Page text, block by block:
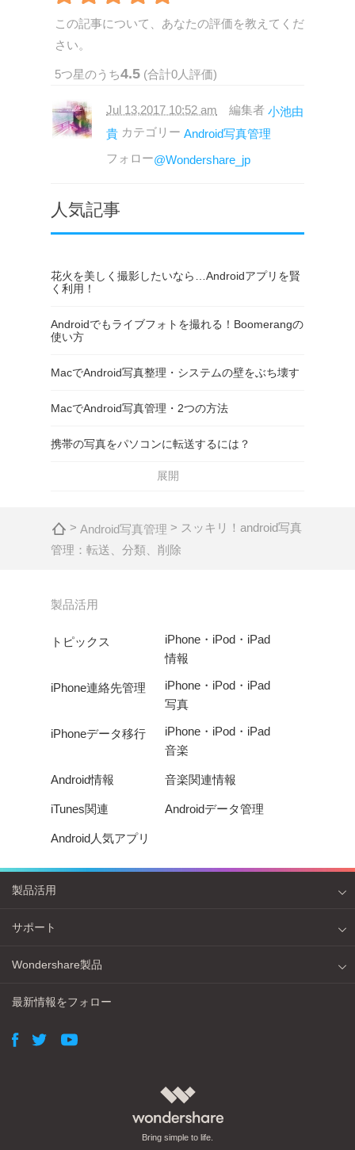
この記事について、あなたの評価を教えてくだ
さい。
5つ星のうち4.5 (合計0 人評価)
Jul 13,2017 10:52 am 編集者 小池由
貴 カテゴリー Android写真管理
フォロー@Wondershare_jp
人気記事
花火を美しく撮影したいなら…Androidアプリを賢
く利用！
Androidでもライブフォトを撮れる！Boomerangの
使い方
MacでAndroid写真整理・システムの壁をぶち壊す
MacでAndroid写真管理・2つの方法
携帯の写真をパソコンに転送するには？
展開
> Android写真管理 > スッキリ！android写真
管理：転送、分類、削除
製品活用
トピックス
iPhone・iPod・iPad
情報
iPhone連絡先管理
iPhone・iPod・iPad
写真
iPhoneデータ移行
iPhone・iPod・iPad
音楽
Android情報 音楽関連情報
iTunes関連 Androidデータ管理
Android人気アプリ
Bring simple to life.
製品活用
サポート
Wondershare製品
最新情報をフォロー